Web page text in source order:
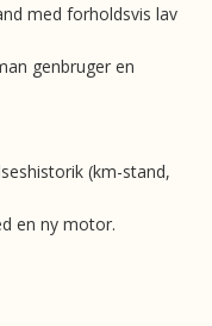
med forholdsvis lav
genbruger en
(km-stand,
en ny motor.